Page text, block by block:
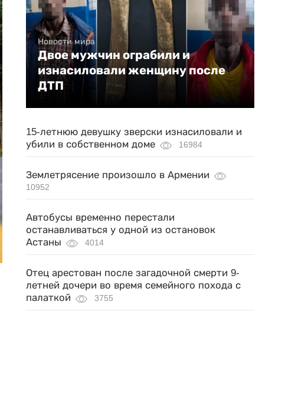
Новости мира
Двое мужчин ограбили и
изнасиловали женщину после
ДТП
15-летнюю девушку зверски изнасиловали и
убили в собственном доме
16984
Землетрясение произошло в Армении
10952
Автобусы временно перестали
останавливаться у одной из остановок
Астаны
4014
Отец арестован после загадочной смерти 9-
летней дочери во время семейного похода с
палаткой
3755